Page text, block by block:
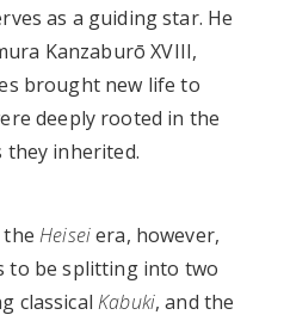
as a guiding star. He
Kanzaburō XVIII,
brought new life to
deeply rooted in the
they inherited.
theHeiseiera, however,
to be splitting into two
classicalKabuki, and the